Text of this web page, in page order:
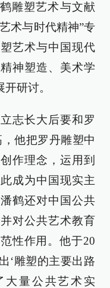
雕塑艺术与文献
术与时代精神”专
艺术与中国现代
神塑造、美术学
研讨。
志长大后要和罗
他把罗丹雕塑中
作理念，运用到
成为中国现实主
鹤还对中国公共
对公共艺术教育
性作用。他于20
‘雕塑的主要出路
大量公共艺术实